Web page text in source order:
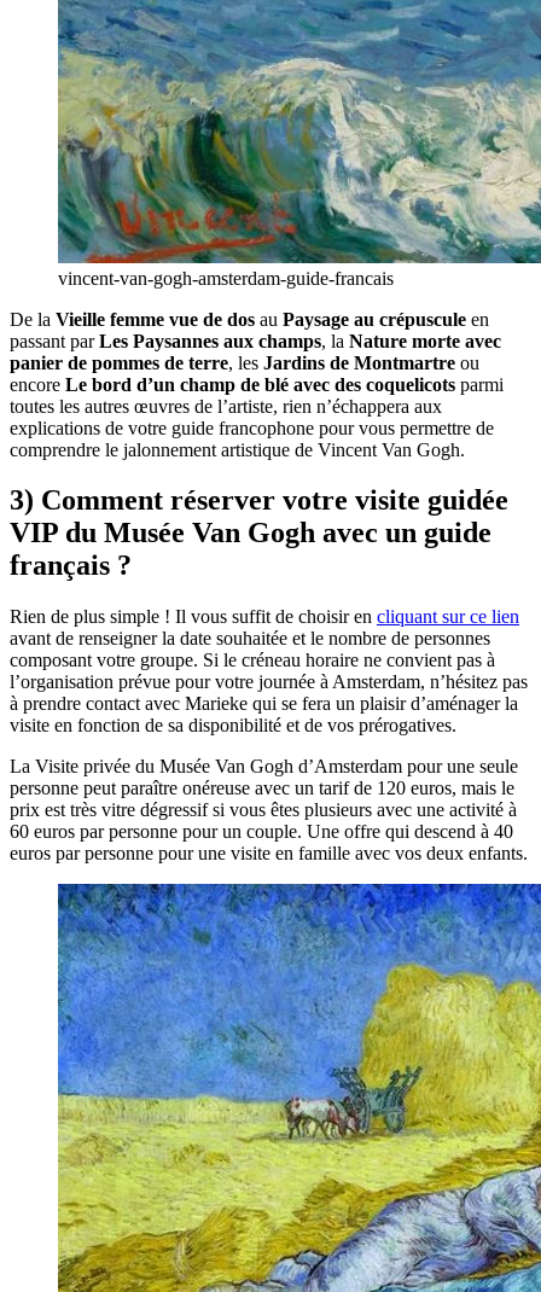
vincent-van-gogh-amsterdam-guide-francais
De la Vieille femme vue de dos au Paysage au crépuscule en
passant parLes Paysannes aux champs, la Nature morte avec
panier de pommes de terre, les Jardins de Montmartre ou
encore Le bord d’un champ de blé avec des coquelicots parmi
toutes les autres œuvres de l’artiste, rien n’échappera aux
explications de votre guide francophone pour vous permettre de
comprendre le jalonnement artistique de Vincent Van Gogh.
3) Comment réserver votre visite guidée
VIP du Musée Van Gogh avec un guide
français ?
Rien de plus simple ! Il vous suffit de choisir en cliquant sur ce lien
avant de renseigner la date souhaitée et le nombre de personnes
composant votre groupe. Si le créneau horaire ne convient pas à
l’organisation prévue pour votre journée à Amsterdam, n’hésitez pas
à prendre contact avec Marieke qui se fera un plaisir d’aménager la
visite en fonction de sa disponibilité et de vos prérogatives.
La Visite privée du Musée Van Gogh d’Amsterdam pour une seule
personne peut paraître onéreuse avec un tarif de 120 euros, mais le
prix est très vitre dégressif si vous êtes plusieurs avec une activité à
60 euros par personne pour un couple. Une offre qui descend à 40
euros par personne pour une visite en famille avec vos deux enfants.